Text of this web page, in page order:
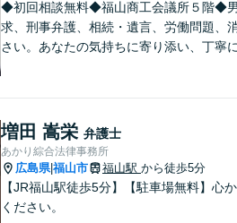
◆初回相談無料◆福山商工会議所５階◆
求、刑事弁護、相続・遺言、労働問題、
さい。あなたの気持ちに寄り添い、丁寧
増田 嵩栄 弁護士
あかり綜合法律事務所
広島県|福山市 福山駅 から徒歩5分
【JR福山駅徒歩5分】【駐車場無料】心
ください。